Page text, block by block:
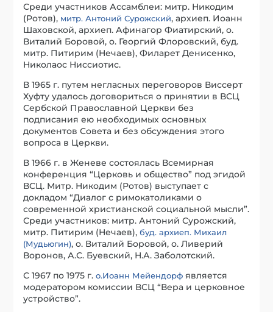
Среди участников Ассамблеи: митр. Никодим
(Ротов), митр. Антоний Сурожский, архиеп. Иоанн
Шаховской, архиеп. Афинагор Фиатирский, о.
Виталий Боровой, о. Георгий Флоровский, буд.
митр. Питирим (Нечаев), Филарет Денисенко,
Николаос Ниссиотис.
В 1965 г. путем негласных переговоров Виссерт
Хуфту удалось договориться о принятии в ВСЦ
Сербской Православной Церкви без
подписания ею необходимых основных
документов Совета и без обсуждения этого
вопроса в Церкви.
В 1966 г. в Женеве состоялась Всемирная
конференция “Церковь и общество” под эгидой
ВСЦ. Митр. Никодим (Ротов) выступает с
докладом “Диалог с римокатоликами о
современной христианской социальной мысли”.
Среди участников: митр. Антоний Сурожский,
митр. Питирим (Нечаев),буд. архиеп. Михаил
(Мудьюгин), о. Виталий Боровой, о. Ливерий
Воронов, А.С. Буевский, Н.А. Заболотский.
С 1967 по 1975 г.о.Иоанн Мейендорф является
модератором комиссии ВСЦ “Вера и церковное
устройство”.